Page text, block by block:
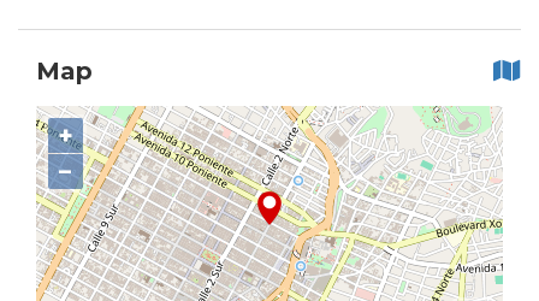
Map
+
−